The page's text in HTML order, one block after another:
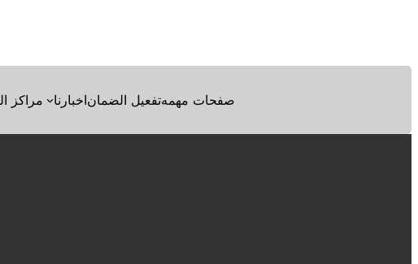
مراكز اخبارناتفعيل الضمانصفحات مهمه